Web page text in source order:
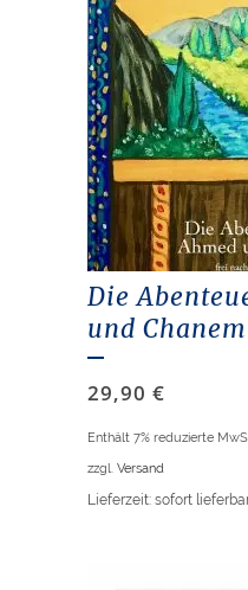
Die
und Chanem
29,90 €
Enthält 7% reduzierte
zzgl. Versand
Lieferzeit: sofort